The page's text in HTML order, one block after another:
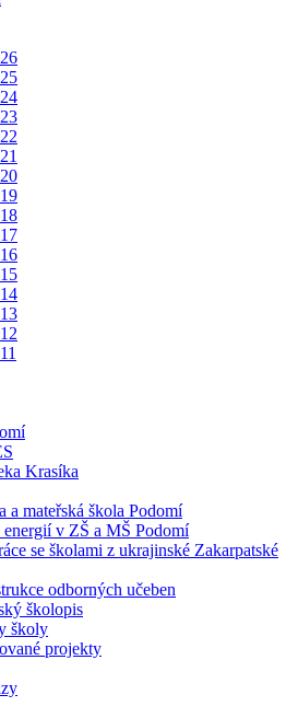
Krasíka
a mateřská škola Podomí
v ZŠ a MŠ Podomí
se školami z ukrajinské Zakarpatské
odborných učeben
školopis
školy
projekty